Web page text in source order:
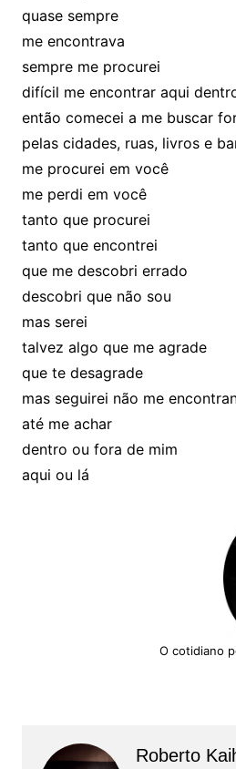
quase sempre
me encontrava
sempre me procurei
difícil me encontrar aqui
então comecei a me buscar
pelas cidades, ruas, livros e
me procurei em você
me perdi em você
tanto que procurei
tanto que encontrei
que me descobri errado
descobri que não sou
mas serei
talvez algo que me agrade
que te desagrade
mas seguirei não me
até me achar
dentro ou fora de mim
aqui ou lá
O cotidiano
Roberto